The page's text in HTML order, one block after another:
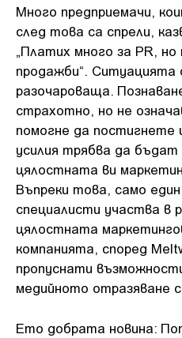
Много предприемачи,
след това са спрели,
„Платих много за PR,
продажби“. Ситуацията
разочароваща.
страхотно, но не
помогне да
усилия трябва да бъдат
цялостната ви
Въпреки това, само
специалисти участва в
цялостната
компанията, според
пропуснати
медийното отразяване
Ето добрата новина: